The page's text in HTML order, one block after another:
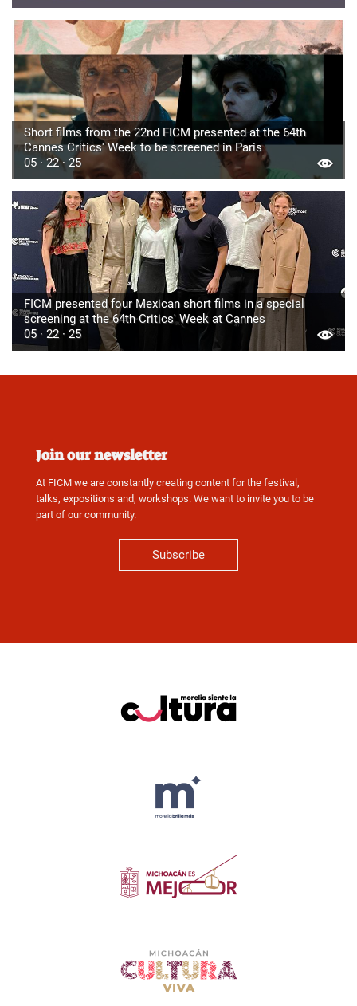
Short films from the 22nd FICM presented at the 64th
Cannes Critics' Week to be screened in Paris
05 · 22 · 25
FICM presented four Mexican short films in a special
screening at the 64th Critics' Week at Cannes
05 · 22 · 25
Join our newsletter
At FICM we are constantly creating content for the festival,
talks, expositions and, workshops. We want to invite you to be
part of our community.
Subscribe